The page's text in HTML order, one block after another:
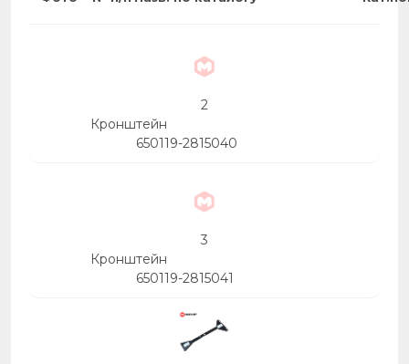
20
6
2
Кронштейн
650119-2815040
3
Кронштейн
650119-2815041